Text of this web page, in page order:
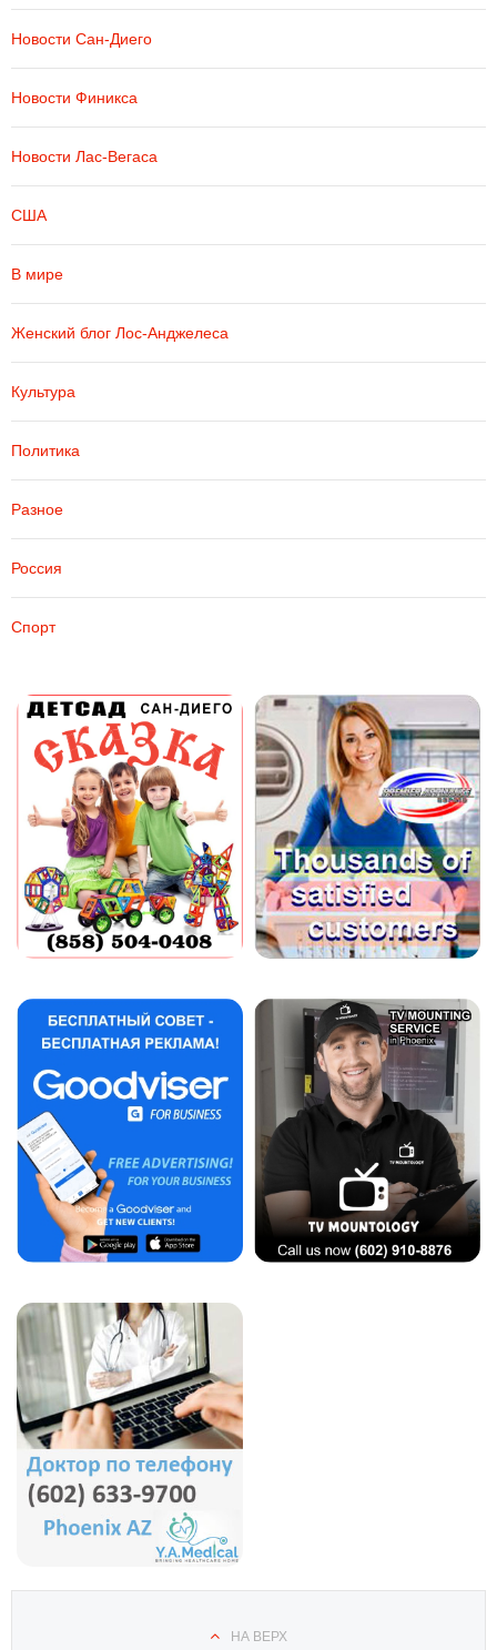
Новости Сан-Диего
Новости Финикса
Новости Лас-Вегаса
США
В мире
Женский блог Лос-Анджелеса
Культура
Политика
Разное
Россия
Спорт
НА ВЕРХ